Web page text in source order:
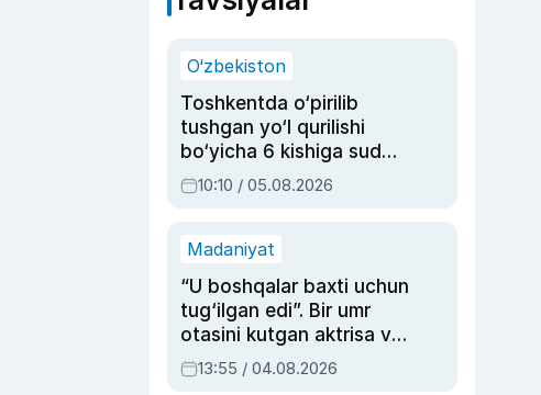
O‘zbekiston
Toshkentda o‘pirilib
tushgan yo‘l qurilishi
bo‘yicha 6 kishiga sud
hukmi o‘qildi
10:10 / 05.08.2026
Madaniyat
“U boshqalar baxti uchun
tug‘ilgan edi”. Bir umr
otasini kutgan aktrisa va
dublyaj ustasi Rimma
Ahmedovaning
13:55 / 04.08.2026